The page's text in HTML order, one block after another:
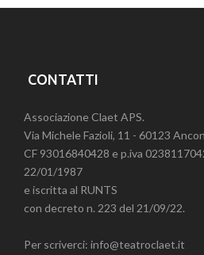
CONTATTI
Associazione Claet APS.
Via Michele Fazioli, 11 - 60123
CF 93016840428 e p.iva
22/01/1987
e iscritta al RUNTS
con decreto n. 223 del 21/09/22.
Per scriverci: info@teatroclaet.it